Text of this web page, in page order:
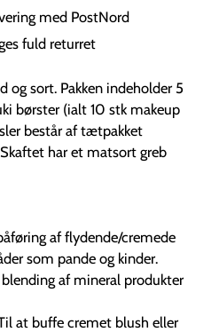
med PostNord
fuld returret
og sort. Pakken indeholder 5
børster (ialt 10 stk makeup
består af tætpakket
har et matsort greb
af flydende/cremede
som pande og kinder.
af mineral produkter
at buffe cremet blush eller